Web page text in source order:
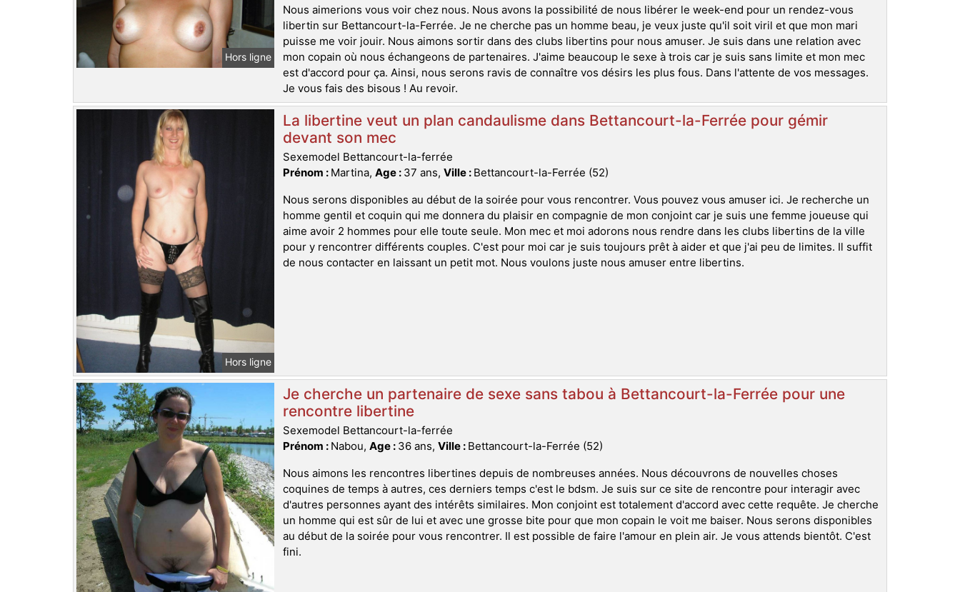
Hors ligne
Nous aimerions vous voir chez nous. Nous avons la possibilité de nous libérer le week-end pour un rendez-vous
libertin sur Bettancourt-la-Ferrée. Je ne cherche pas un homme beau, je veux juste qu'il soit viril et que mon mari
puisse me voir jouir. Nous aimons sortir dans des clubs libertins pour nous amuser. Je suis dans une relation avec
mon copain où nous échangeons de partenaires. J'aime beaucoup le sexe à trois car je suis sans limite et mon mec
est d'accord pour ça. Ainsi, nous serons ravis de connaître vos désirs les plus fous. Dans l'attente de vos messages.
Je vous fais des bisous ! Au revoir.
Hors ligne
La libertine veut un plan candaulisme dans Bettancourt-la-Ferrée pour gémir
devant son mec
Sexemodel Bettancourt-la-ferrée
Prénom : Martina, Age : 37 ans, Ville : Bettancourt-la-Ferrée (52)
Nous serons disponibles au début de la soirée pour vous rencontrer. Vous pouvez vous amuser ici. Je recherche un
homme gentil et coquin qui me donnera du plaisir en compagnie de mon conjoint car je suis une femme joueuse qui
aime avoir 2 hommes pour elle toute seule. Mon mec et moi adorons nous rendre dans les clubs libertins de la ville
pour y rencontrer différents couples. C'est pour moi car je suis toujours prêt à aider et que j'ai peu de limites. Il suffit
de nous contacter en laissant un petit mot. Nous voulons juste nous amuser entre libertins.
Je cherche un partenaire de sexe sans tabou à Bettancourt-la-Ferrée pour une
rencontre libertine
Sexemodel Bettancourt-la-ferrée
Prénom : Nabou, Age : 36 ans, Ville : Bettancourt-la-Ferrée (52)
Nous aimons les rencontres libertines depuis de nombreuses années. Nous découvrons de nouvelles choses
coquines de temps à autres, ces derniers temps c'est le bdsm. Je suis sur ce site de rencontre pour interagir avec
d'autres personnes ayant des intérêts similaires. Mon conjoint est totalement d'accord avec cette requête. Je cherche
un homme qui est sûr de lui et avec une grosse bite pour que mon copain le voit me baiser. Nous serons disponibles
au début de la soirée pour vous rencontrer. Il est possible de faire l'amour en plein air. Je vous attends bientôt. C'est
fini.